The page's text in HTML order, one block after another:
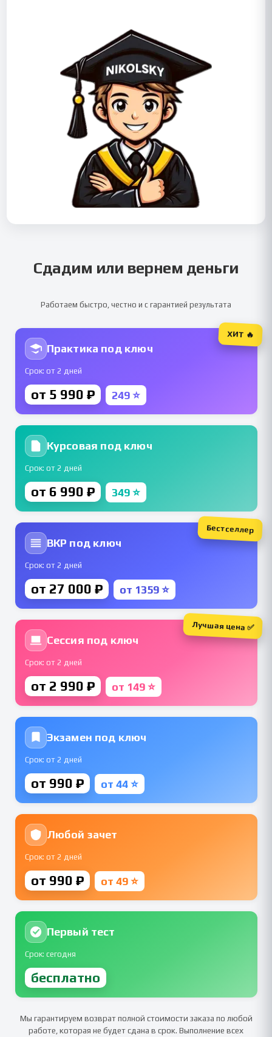
Сдадим или вернем деньги
Работаем быстро, честно и с гарантией результата
Практика под ключ
Срок: от 2 дней
от 5 990 ₽ 249 ⭐
ХИТ 🔥
Курсовая под ключ
Срок: от 2 дней
от 6 990 ₽ 349 ⭐
ВКР под ключ
Срок: от 2 дней
от 27 000 ₽ от 1359 ⭐
Бестселлер
Сессия под ключ
Срок: от 2 дней
от 2 990 ₽ от 149 ⭐
Лучшая цена ✅
Экзамен под ключ
Срок: от 2 дней
от 990 ₽ от 44 ⭐
Любой зачет
Срок: от 2 дней
от 990 ₽ от 49 ⭐
Первый тест
Срок: сегодня
бесплатно
Мы гарантируем возврат полной стоимости заказа по любой
работе, которая не будет сдана в срок. Выполнение всех